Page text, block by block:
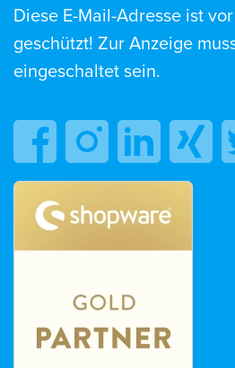
Diese E-Mail-Adresse ist
geschützt! Zur Anzeige
eingeschaltet sein.